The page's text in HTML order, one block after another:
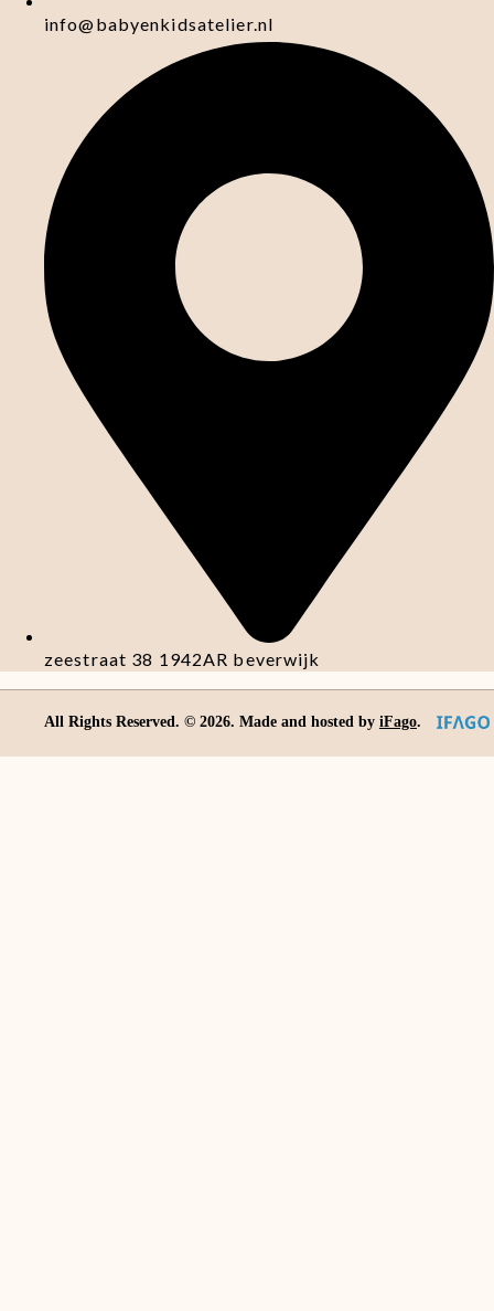
info@babyenkidsatelier.nl
zeestraat 38 1942AR beverwijk
All Rights Reserved. © 2026. Made and hosted by iFago.